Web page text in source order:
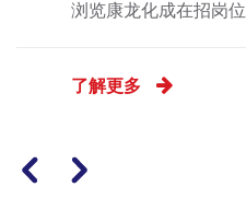
浏览康龙化成在招岗位
了解更多
Previous Arrow
Next Arrow